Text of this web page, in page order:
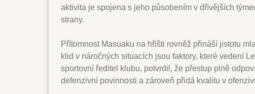
aktivita je spojena s jeho působením v dřívějších
strany.
Přítomnost Masuaku na hřišti rovněž přináší jistotu
klid v náročných situacích jsou faktory, které vedení
sportovní ředitel klubu, potvrdil, že přestup plně
defenzivní povinnosti a zároveň přidá kvalitu v